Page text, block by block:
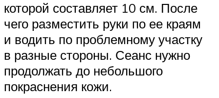
которой составляет 10 см. После
чего разместить руки по ее краям
и водить по проблемному участку
в разные стороны. Сеанс нужно
продолжать до небольшого
покраснения кожи.